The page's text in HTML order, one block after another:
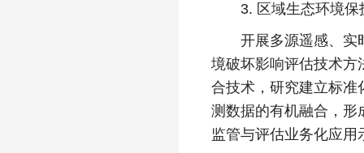
3. 区域生态环境保
开展多源遥感、实时
境破坏影响评估技术方
合技术，研究建立标准
测数据的有机融合，形
监管与评估业务化应用